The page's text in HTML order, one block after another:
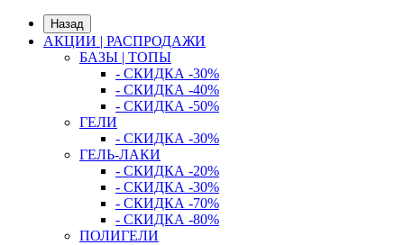
Назад
АКЦИИ | РАСПРОДАЖИ
БАЗЫ | ТОПЫ
- СКИДКА -30%
- СКИДКА -40%
- СКИДКА -50%
ГЕЛИ
- СКИДКА -30%
ГЕЛЬ-ЛАКИ
- СКИДКА -20%
- СКИДКА -30%
- СКИДКА -70%
- СКИДКА -80%
ПОЛИГЕЛИ